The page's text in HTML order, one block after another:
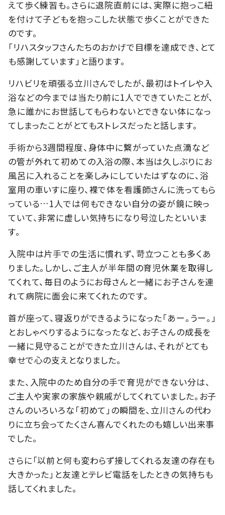
えて歩く練習も。さらに退院直前には、実際に抱っこ紐
を付けて子どもを抱っこした状態で歩くことができた
のです。
「リハスタッフさんたちのおかげで目標を達成でき、とて
も感謝しています」と語ります。
リハビリを頑張る立川さんでしたが、最初はトイレや入
浴などの今までは当たり前に1人でできていたことが、
急に誰かにお世話してもらわないとできない体になっ
てしまったことがとてもストレスだったと話します。
手術から3週間程度、身体中に繋がっていた点滴など
の管が外れて初めての入浴の際、本当は久しぶりにお
風呂に入れることを楽しみにしていたはずなのに、浴
室用の車いすに座り、裸で体を看護師さんに洗ってもら
っている…1人では何もできない自分の姿が鏡に映っ
ていて、非常に虚しい気持ちになり号泣したといいま
す。
入院中は片手での生活に慣れず、苛立つことも多くあ
りました。しかし、ご主人が半年間の育児休業を取得し
てくれて、毎日のようにお母さんと一緒にお子さんを連
れて病院に面会に来てくれたのです。
首が座って、寝返りができるようになった「あー。うー。」
とおしゃべりするようになったなど、お子さんの成長を
一緒に見守ることができた立川さんは、それがとても
幸せで心の支えとなりました。
また、入院中のため自分の手で育児ができない分は、
ご主人や実家の家族や親戚がしてくれていました。お子
さんのいろいろな「初めて」の瞬間を、立川さんの代わ
りに立ち会ってたくさん喜んでくれたのも嬉しい出来事
でした。
さらに「以前と何も変わらず接してくれる友達の存在も
大きかった」と友達とテレビ電話をしたときの気持ちも
話してくれました。